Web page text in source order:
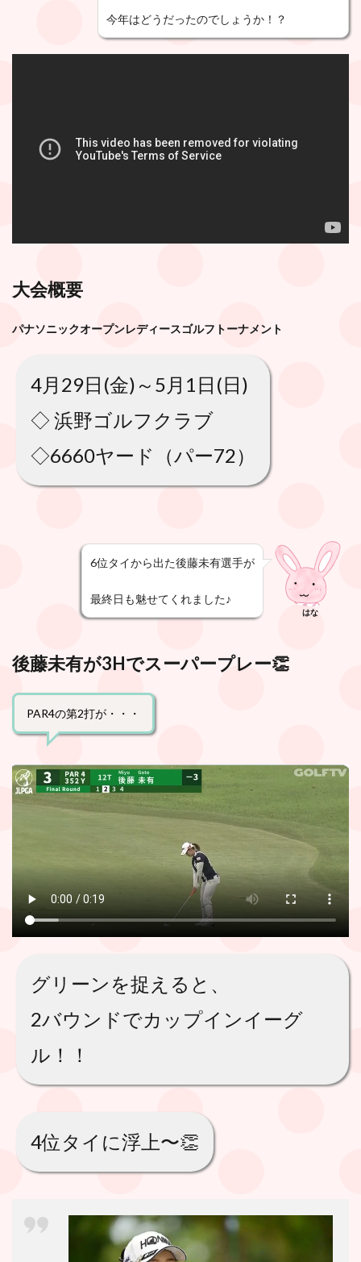
今年はどうだったのでしょうか！？
大会概要
パナソニックオープンレディースゴルフトーナメント
4月29日(金)～5月1日(日)
◇ 浜野ゴルフクラブ
◇6660ヤード（パー72）
6位タイから出た後藤未有選手が
最終日も魅せてくれました♪
はな
後藤未有が3Hでスーパープレー👏
PAR4の第2打が・・・
グリーンを捉えると、
2バウンドでカップインイーグ
ル！！
4位タイに浮上〜👏